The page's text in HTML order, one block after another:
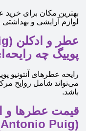
بهترین مکان برای خرید
لوازم آرایشی و
پوییگ چه
رایحه عطرهای آنتونیو
می‌تواند شامل روایح
باشد.
قیمت عطرها و
(Antonio Puig) آنتونیو پوییگ